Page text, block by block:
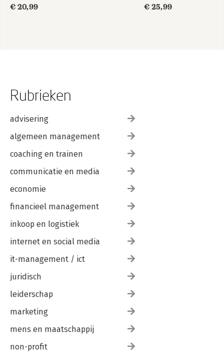
€ 20,99
€ 25,99
Rubrieken
advisering
algemeen management
coaching en trainen
communicatie en media
economie
financieel management
inkoop en logistiek
internet en social media
it-management / ict
juridisch
leiderschap
marketing
mens en maatschappij
non-profit